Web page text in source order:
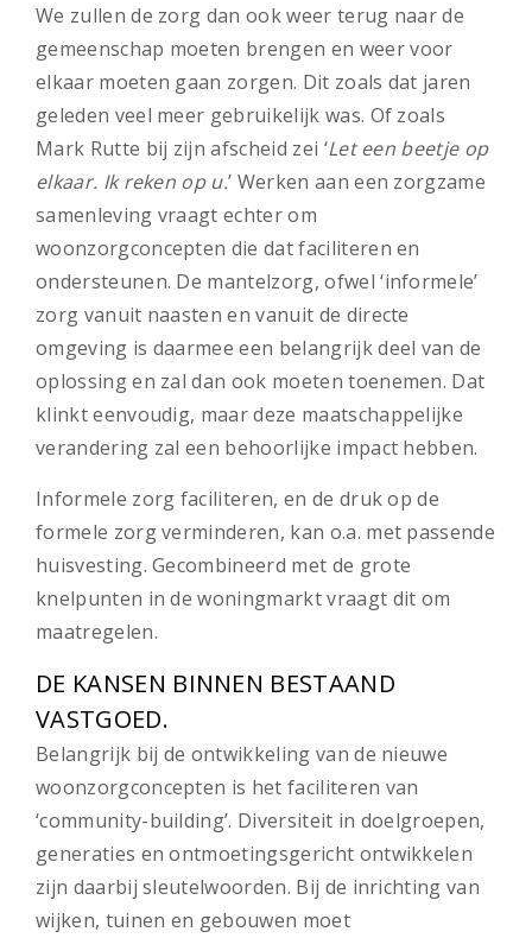
We zullen de zorg dan ook weer terug naar de
gemeenschap moeten brengen en weer voor
elkaar moeten gaan zorgen. Dit zoals dat jaren
geleden veel meer gebruikelijk was. Of zoals
Mark Rutte bij zijn afscheid zei ‘Let een beetje op
elkaar. Ik reken op u.’ Werken aan een zorgzame
samenleving vraagt echter om
woonzorgconcepten die dat faciliteren en
ondersteunen. De mantelzorg, ofwel ‘informele’
zorg vanuit naasten en vanuit de directe
omgeving is daarmee een belangrijk deel van de
oplossing en zal dan ook moeten toenemen. Dat
klinkt eenvoudig, maar deze maatschappelijke
verandering zal een behoorlijke impact hebben.
Informele zorg faciliteren, en de druk op de
formele zorg verminderen, kan o.a. met passende
huisvesting. Gecombineerd met de grote
knelpunten in de woningmarkt vraagt dit om
maatregelen.
DE KANSEN BINNEN BESTAAND
VASTGOED.
Belangrijk bij de ontwikkeling van de nieuwe
woonzorgconcepten is het faciliteren van
‘community-building’. Diversiteit in doelgroepen,
generaties en ontmoetingsgericht ontwikkelen
zijn daarbij sleutelwoorden. Bij de inrichting van
wijken, tuinen en gebouwen moet